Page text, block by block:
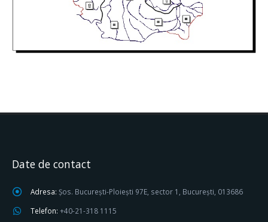
Date de contact
Adresa: Șos. București-Ploiești 97E, sector 1, București, 013686
Telefon: +40-21-318 1115